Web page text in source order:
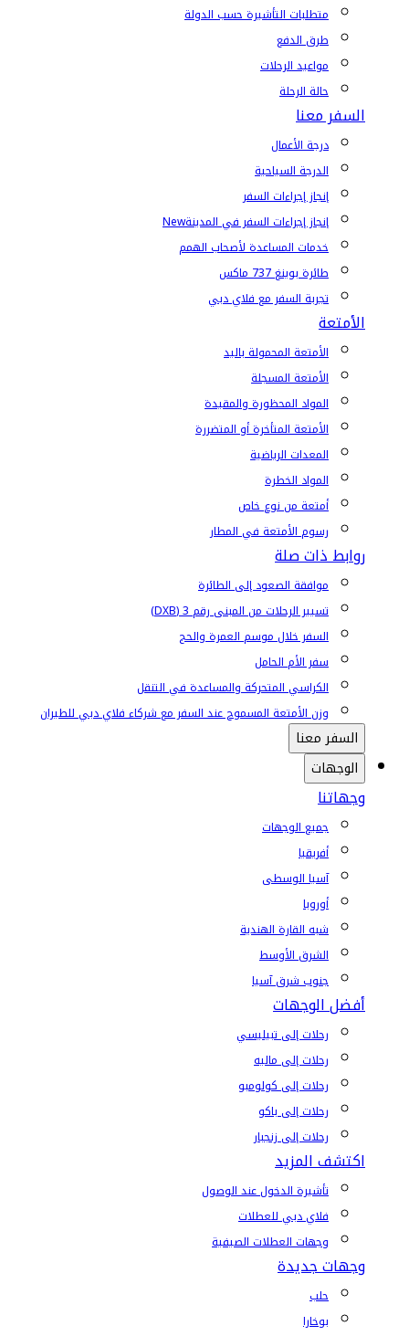
متطلبات التأشيرة حسب الدولة
طرق الدفع
مواعيد الرحلات
حالة الرحلة
السفر معنا
درجة الأعمال
الدرجة السياحية
إنجاز إجراءات السفر
إنجاز إجراءات السفر في المدينةNew
خدمات المساعدة لأصحاب الهمم
طائرة بوينغ 737 ماكس
تجربة السفر مع فلاي دبي
الأمتعة
الأمتعة المحمولة باليد
الأمتعة المسجلة
المواد المحظورة والمقيدة
الأمتعة المتأخرة أو المتضررة
المعدات الرياضية
المواد الخطرة
أمتعة من نوع خاص
رسوم الأمتعة في المطار
روابط ذات صلة
موافقة الصعود إلى الطائرة
تسيير الرحلات من المبنى رقم 3 (DXB)
السفر خلال موسم العمرة والحج
سفر الأم الحامل
الكراسي المتحركة والمساعدة في التنقل
وزن الأمتعة المسموح عند السفر مع شركاء فلاي دبي للطيران
السفر معنا
الوجهات
وجهاتنا
جميع الوجهات
أفريقيا
آسيا الوسطى
أوروبا
شبه القارة الهندية
الشرق الأوسط
جنوب شرق آسيا
أفضل الوجهات
رحلات إلى تبيليسي
رحلات إلى ماليه
رحلات إلى كولومبو
رحلات إلى باكو
رحلات إلى زنجبار
اكتشف المزيد
تأشيرة الدخول عند الوصول
فلاي دبي للعطلات
وجهات العطلات الصيفية
وجهات جديدة
حلب
بوخارا